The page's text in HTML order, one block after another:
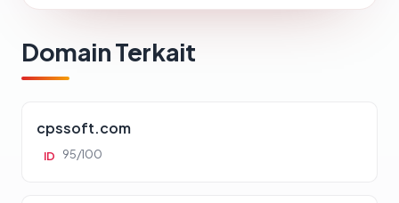
Domain Terkait
cpssoft.com
ID 95/100